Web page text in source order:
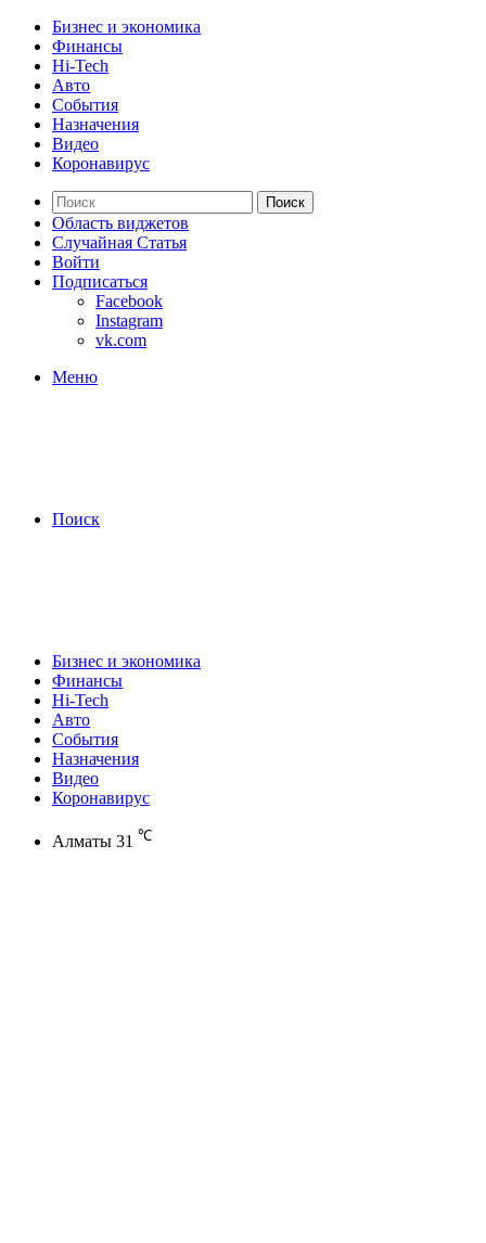
Бизнес и экономика
Финансы
Hi-Tech
Авто
События
Назначения
Видео
Коронавирус
Поиск
Область виджетов
Случайная Статья
Войти
Подписаться
Facebook
Instagram
vk.com
Меню
Поиск
Бизнес и экономика
Финансы
Hi-Tech
Авто
События
Назначения
Видео
Коронавирус
Алматы 31 ℃